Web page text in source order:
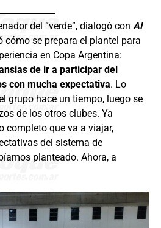
del “verde”, dialogó con Al
cómo se prepara el plantel para
en Copa Argentina:
de ir a participar del
con mucha expectativa. Lo
grupo hace un tiempo, luego se
de los otros clubes. Ya
completo que va a viajar,
del sistema de
planteado. Ahora, a